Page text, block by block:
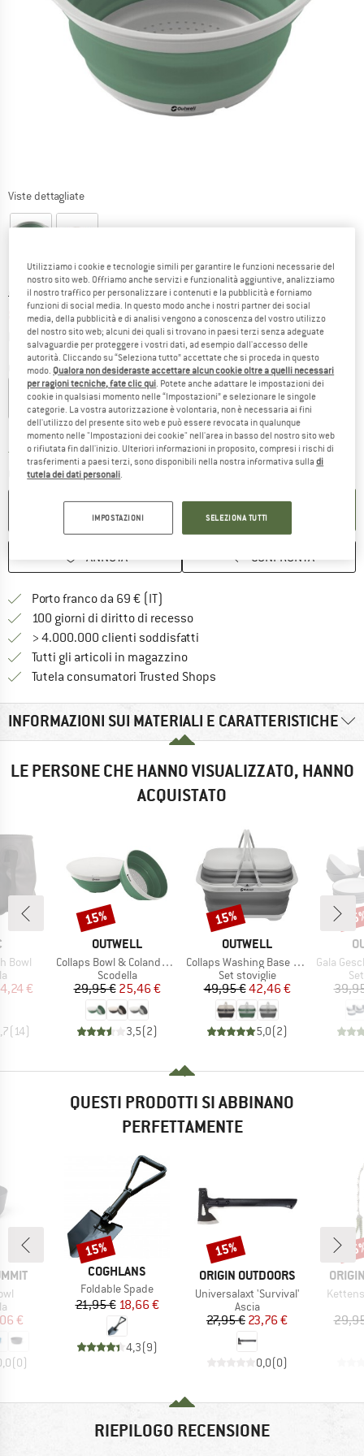
Viste dettagliate
Prezzo originale :
9,50€
Prezzo:
8,08€ incl. IVA
più Spese di spedizioneInformazioni sui costi di spedizione. Si apre in
Colore:Shadow Green
15% 15%
Tempi di consegna: 3-5 giorni lavorativiIl link si apre in una casella
Quantità:
NEL CARRELLO
ANNOTA CONFRONTA
Porto franco da 69 € (IT)
100 giorni di diritto di recessoVai alla politica di recesso qui
> 4.000.000 clienti soddisfatti
Tutti gli articoli in magazzino
Tutela consumatori Trusted Shops
INFORMAZIONI SUI MATERIALI E CARATTERISTICHE
LE PERSONE CHE HANNO VISUALIZZATO, HANNO
ACQUISTATO
Bowl
prodotti
ridotto
4,24 €
( 14)
MARCHIO
OUTWELL
Articolo
Collaps Bowl & Colander Set
Gruppo di prodotti
Scodella
Prezzo
29,95 €Prezzo ridotto
25,46 €
3,5(2)
Sconto
15%
MARCHIO
OUTWELL
Articolo
Collaps Washing Base With Handle & Lid
Gruppo di prodotti
Set stoviglie
Prezzo
49,95 €Prezzo ridotto
42,46 €
5,0(2)
Sconto
15%
Articolo
Gala
QUESTI PRODOTTI SI ABBINANO
PERFETTAMENTE
prodotti
ridotto
€
(0)
MARCHIO
COGHLANS
Articolo
Foldable Spade
Prezzo
21,95 €Prezzo ridotto
18,66 €
4,3(9)
Sconto
15%
MARCHIO
ORIGIN OUTDOORS
Articolo
Universalaxt 'Survival'
Gruppo di prodotti
Ascia
Prezzo
27,95 € Prezzo ridotto
23,76 €
0,0(0)
Sconto
15%
Articolo
RIEPILOGO RECENSIONE
Utilizziamo i cookie e tecnologie simili per garantire le funzioni necessarie del
nostro sito web. Offriamo anche servizi e funzionalità aggiuntive, analizziamo
il nostro traffico per personalizzare i contenuti e la pubblicità e forniamo
funzioni di social media. In questo modo anche i nostri partner dei social
media, della pubblicità e di analisi vengono a conoscenza del vostro utilizzo
del nostro sito web; alcuni dei quali si trovano in paesi terzi senza adeguate
salvaguardie per proteggere i vostri dati, ad esempio dall'accesso delle
autorità. Cliccando su “Seleziona tutto” accettate che si proceda in questo
modo. Qualora non desideraste accettare alcun cookie oltre a quelli necessari
per ragioni tecniche, fate clic qui . Potete anche adattare le impostazioni dei
cookie in qualsiasi momento nelle “Impostazioni” e selezionare le singole
categorie. La vostra autorizzazione è volontaria, non è necessaria ai fini
dell'utilizzo del presente sito web e può essere revocata in qualunque
momento nelle "Impostazioni dei cookie" nell'area in basso del nostro sito web
o rifiutata fin dall'inizio. Ulteriori informazioni in proposito, compresi i rischi di
trasferimenti a paesi terzi, sono disponibili nella nostra informativa sulladi
tutela dei dati personali
IMPOSTAZIONI SELEZIONA TUTTI